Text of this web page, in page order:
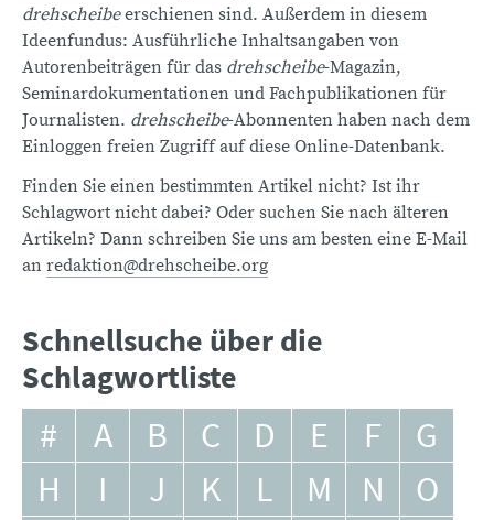
drehscheibeerschienen sind. Außerdem in diesem
Ideenfundus: Ausführliche Inhaltsangaben von
Autorenbeiträgen für das drehscheibe-Magazin,
Seminardokumentationen und Fachpublikationen für
Journalisten. drehscheibe-Abonnenten haben nach dem
Einloggen freien Zugriff auf diese Online-Datenbank.
Finden Sie einen bestimmten Artikel nicht? Ist ihr
Schlagwort nicht dabei? Oder suchen Sie nach älteren
Artikeln? Dann schreiben Sie uns am besten eine E-Mail
an redaktion@drehscheibe.org
Schnellsuche über die
Schlagwortliste
# A B C D E F
G
H
I J K L M N
O